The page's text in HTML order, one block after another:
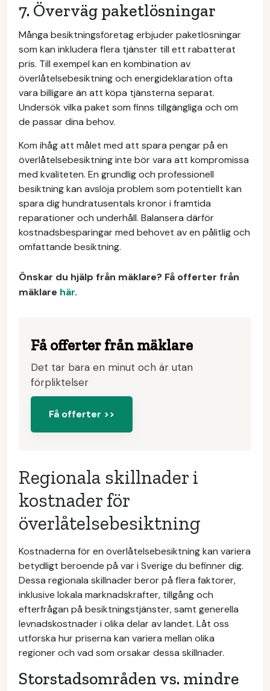
7. Överväg paketlösningar
Många besiktningsföretag erbjuder paketlösningar
som kan inkludera flera tjänster till ett rabatterat
pris. Till exempel kan en kombination av
överlåtelsebesiktning och energideklaration ofta
vara billigare än att köpa tjänsterna separat.
Undersök vilka paket som finns tillgängliga och om
de passar dina behov.
Kom ihåg att målet med att spara pengar på en
överlåtelsebesiktning inte bör vara att kompromissa
med kvaliteten. En grundlig och professionell
besiktning kan avslöja problem som potentiellt kan
spara dig hundratusentals kronor i framtida
reparationer och underhåll. Balansera därför
kostnadsbesparingar med behovet av en pålitlig och
omfattande besiktning.
Önskar du hjälp från mäklare? Få offerter från
mäklare här.
Få offerter från mäklare
Det tar bara en minut och är utan
förpliktelser
Få offerter >>
Regionala skillnader i
kostnader för
överlåtelsebesiktning
Kostnaderna för en överlåtelsebesiktning kan variera
betydligt beroende på var i Sverige du befinner dig.
Dessa regionala skillnader beror på flera faktorer,
inklusive lokala marknadskrafter, tillgång och
efterfrågan på besiktningstjänster, samt generella
levnadskostnader i olika delar av landet. Låt oss
utforska hur priserna kan variera mellan olika
regioner och vad som orsakar dessa skillnader.
Storstadsområden vs. mindre